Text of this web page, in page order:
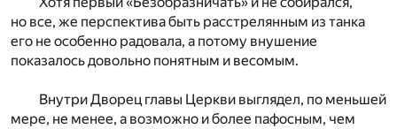
но все, же перспектива быть расстрелянным из танка
его не особенно радовала, а потому внушение
показалось довольно понятным и весомым.
Внутри Дворец главы Церкви выглядел, по меньшей
мере, не менее, а возможно и более пафосным, чем